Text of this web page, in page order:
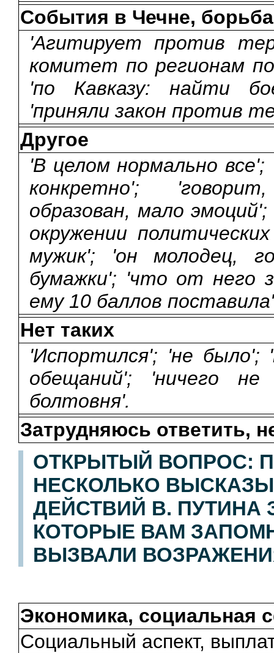
События в Чечне,
'Агитирует против
комитет по регионам
'по Кавказу: найти
'приняли закон против
Другое
'В целом нормально
конкретно';
образован, мало
окружении
мужик'; 'он молодец,
бумажки'; 'что от него
ему 10 баллов
Нет таких
'Испортился'; 'не было';
обещаний'; 'ничего
болтовня'.
Затрудняюсь ответить,
ОТКРЫТЫЙ ВОПРОС:
НЕСКОЛЬКО
ДЕЙСТВИЙ В.
КОТОРЫЕ ВАМ
ВЫЗВАЛИ
Экономика, социальная
Социальный аспект,